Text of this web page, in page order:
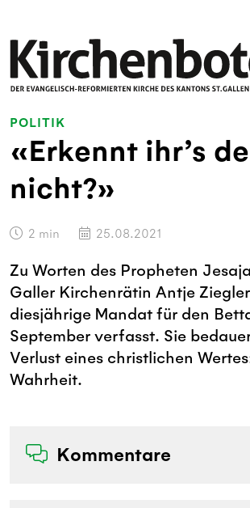
POLITIK
«Erkennt ihr’s
nicht?»
2 min 25.08.2021
Zu Worten des Propheten
Galler Kirchenrätin Antje
diesjährige Mandat für den
September verfasst. Sie
Verlust eines christlichen
Wahrheit.
Kommentare